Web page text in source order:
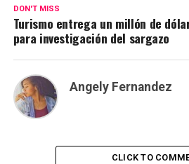
DON'T MISS
Turismo entrega un millón de
para investigación del sargazo
Angely Fernandez
CLICK TO